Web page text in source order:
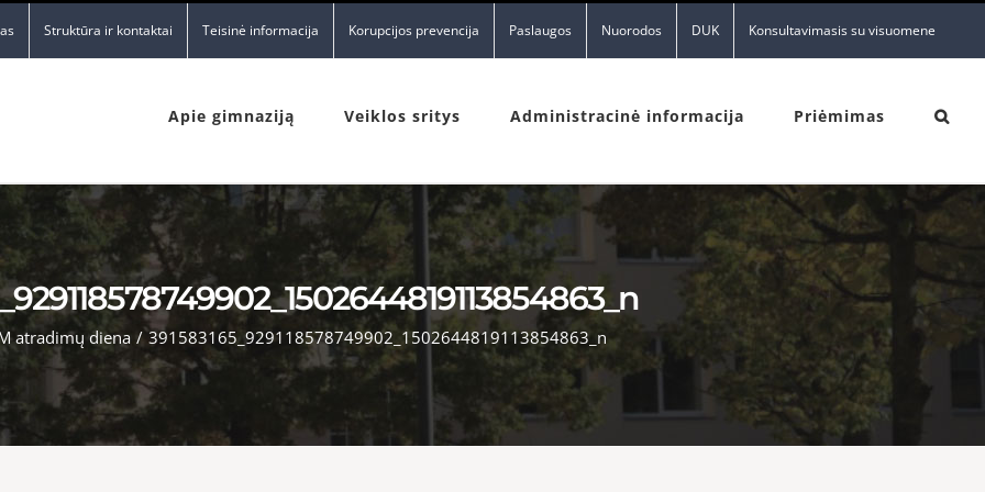
Struktūra ir kontaktai Teisinė informacija Korupcijos prevencija Paslaugos Nuorodos DUK Konsultavimasis su visuomene
Apie gimnaziją Veiklos sritys Administracinė informacija Priėmimas
atradimų diena / 391583165_929118578749902_1502644819113854863_n